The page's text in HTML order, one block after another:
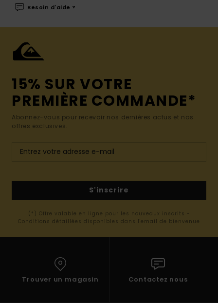
Besoin d'aide ?
15% SUR VOTRE
PREMIÈRE COMMANDE*
Abonnez-vous pour recevoir nos dernières actus et nos
offres exclusives.
S'inscrire
(*) Offre valable en ligne pour les nouveaux inscrits -
Conditions détaillées disponibles dans l'email de bienvenue
Trouver un magasin Contactez nous